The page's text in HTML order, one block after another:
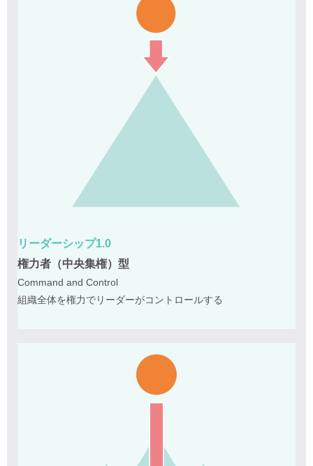
リーダーシップ1.0
権力者（中央集権）型
Command and Control
組織全体を権力でリーダーがコントロールする